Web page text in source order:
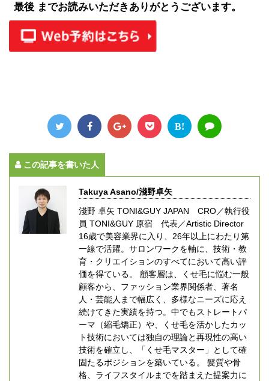
最後 までお読みいただきありがとうございます。
B!
この記事を書いた人
Takuya Asano/淺野卓矢
淺野 卓矢 TONI&GUY JAPAN CRO／執行役
員 TONI&GUY 原宿 代表／Artistic Director
16歳で美容業界に入り、26年以上にわたり第
一線で活躍。サロンワークを軸に、技術・教
育・クリエイションのすべてにおいて高い評
価を得ている。 顧客層は、くせ毛に悩む一般
顧客から、ファッション業界関係者、著名
人・芸能人まで幅広く、多様なニーズに応え
続けてきた実績を持つ。中でもストレートパ
ーマ（縮毛矯正）や、くせ毛を活かしたカッ
ト技術においては独自の理論と再現性の高い
技術を確立し、「くせ毛マスター」として確
固たるポジションを築いている。 髪質や骨
格、ライフスタイルまでを踏まえた提案力に